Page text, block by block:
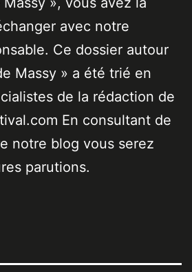
avec notre
Ce dossier autour
Massy » a été trié en
de la rédaction de
En consultant de
notre blog vous serez
parutions.